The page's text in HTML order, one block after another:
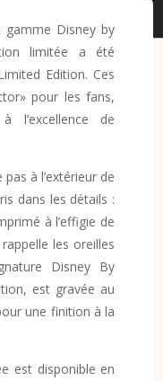
gamme Disney by
limitée a été
Edition. Ces
pour les fans,
l’excellence de
à l’extérieur de
dans les détails :
à l’effigie de
les oreilles
Disney By
est gravée au
une finition à la
est disponible en